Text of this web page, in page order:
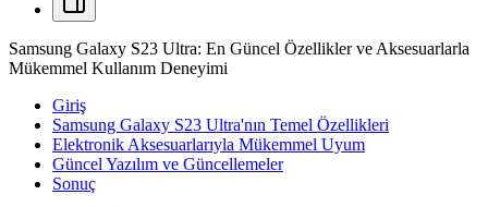
Samsung Galaxy S23 Ultra: En Güncel Özellikler ve Aksesuarlarla
Mükemmel Kullanım Deneyimi
Giriş
Samsung Galaxy S23 Ultra'nın Temel Özellikleri
Elektronik Aksesuarlarıyla Mükemmel Uyum
Güncel Yazılım ve Güncellemeler
Sonuç